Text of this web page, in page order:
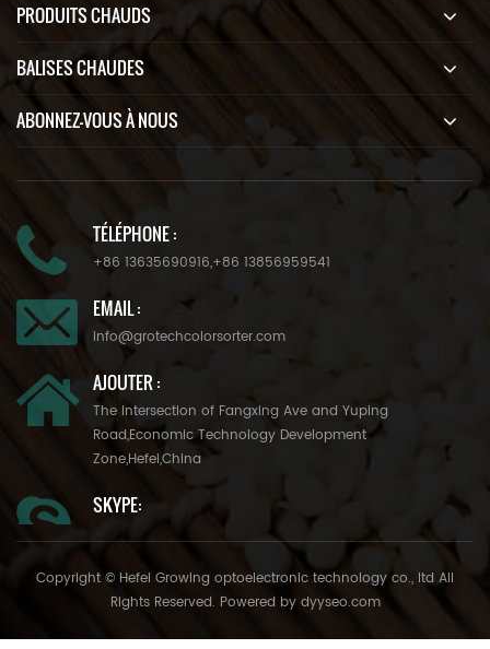
PRODUITS CHAUDS
BALISES CHAUDES
ABONNEZ-VOUS À NOUS
TÉLÉPHONE :
+86 13635690916,+86 13856959541
EMAIL :
info@grotechcolorsorter.com
AJOUTER :
The Intersection of Fangxing Ave and Yuping
Road,Economic Technology Development
Zone,Hefei,China
SKYPE:
Copyright © Hefei Growing optoelectronic technology co., ltd All
Rights Reserved. Powered by dyyseo.com